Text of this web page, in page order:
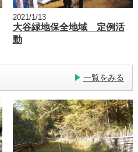
2021/1/13
大谷緑地保全地域 定例活
動
一覧をみる